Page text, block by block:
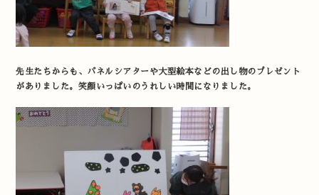
先生たちからも、パネルシアターや大型絵本などの出し物のプレゼント
がありました。笑顔いっぱいのうれしい時間になりました。